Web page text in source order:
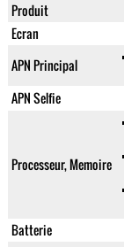
Produit
Ecran
APN Principal
APN Selfie
Processeur, Memoire
Batterie